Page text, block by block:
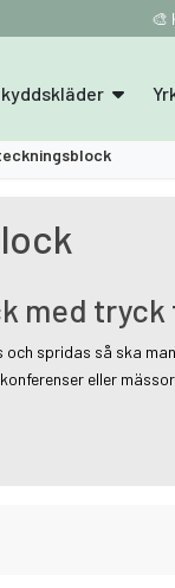
🎨
med
och spridas så ska
eller